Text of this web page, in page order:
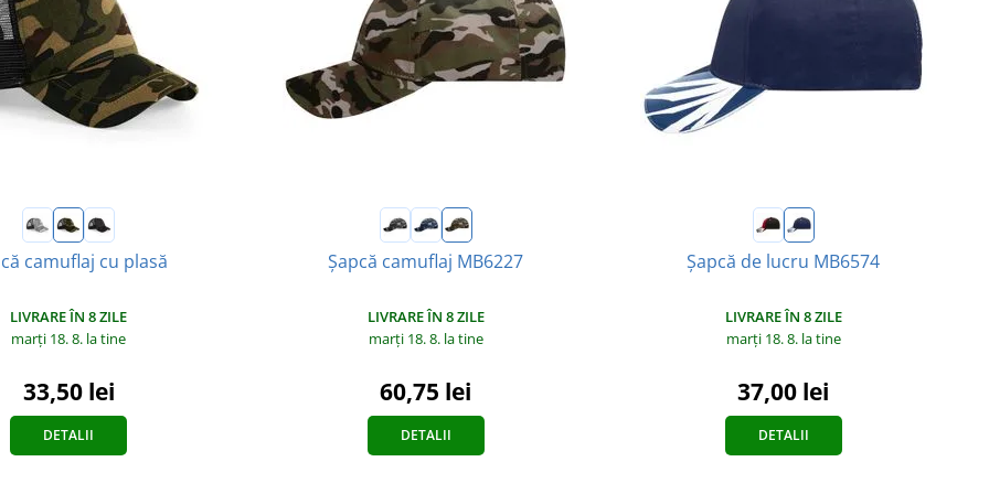
camuflaj cu plasă
LIVRARE ÎN 8 ZILE
marți 18. 8. la tine
33,50 lei
DETALII
Șapcă camuflaj MB6227
LIVRARE ÎN 8 ZILE
marți 18. 8. la tine
60,75 lei
DETALII
Șapcă de lucru MB6574
LIVRARE ÎN 8 ZILE
marți 18. 8. la tine
37,00 lei
DETALII